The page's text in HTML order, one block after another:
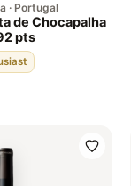
· Portugal
de Chocapalha
pts